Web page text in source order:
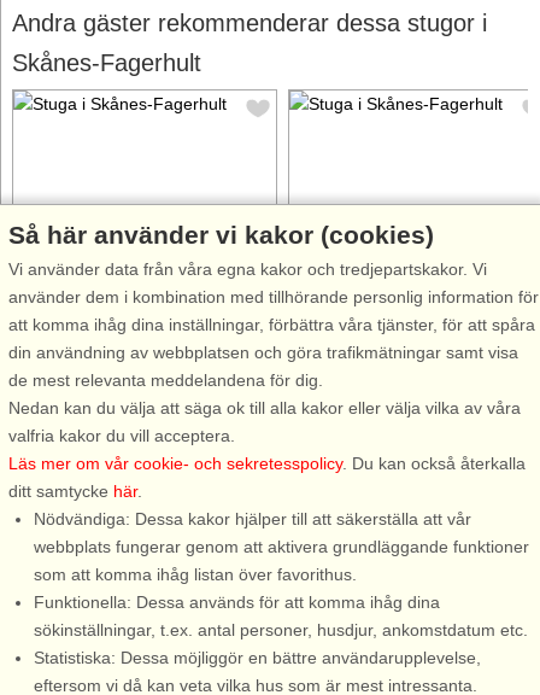
Andra gäster rekommenderar dessa stugor i
Skånes-Fagerhult
Stugnr: 8864
Skånes-Fagerhult
4 personer, 77 m²
20 m till sjö/hav:.
I norra Skåne, i lantliga
omgivningar, ligger denna
mysiga stuga omgiven av
vacker lövskog. Bara ett
stenkast från den lilla sjön
Gårdssjön. Här kan ni försöka
er fiskelycka. Det är gratis att
fiska i ...
från 6.202 SEK
Stugnr: 65482
Skånes-Fagerhult
4 personer, 77 m²
20 m till sjö/hav:.
En härlig stuga med ett lantligt
och rofyllt läge. Stugan ligger
utsikt över Gårdsjön. Här
och den generösa tomten har
allt ni önskar för ...
från 5.573 SEK
Så här använder vi kakor (cookies)
Vi använder data från våra egna kakor och tredjepartskakor. Vi
använder dem i kombination med tillhörande personlig information för
att komma ihåg dina inställningar, förbättra våra tjänster, för att spåra
din användning av webbplatsen och göra trafikmätningar samt visa
de mest relevanta meddelandena för dig.
Nedan kan du välja att säga ok till alla kakor eller välja vilka av våra
valfria kakor du vill acceptera.
Läs mer om vår cookie- och sekretesspolicy. Du kan också återkalla
ditt samtycke här.
Nödvändiga: Dessa kakor hjälper till att säkerställa att vår
webbplats fungerar genom att aktivera grundläggande funktioner
som att komma ihåg listan över favorithus.
Funktionella: Dessa används för att komma ihåg dina
sökinställningar, t.ex. antal personer, husdjur, ankomstdatum etc.
Statistiska: Dessa möjliggör en bättre användarupplevelse,
eftersom vi då kan veta vilka hus som är mest intressanta.